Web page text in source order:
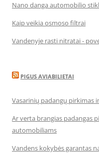
Nano danga automobilio
Kaip veikia osmoso filtrai
Vandenyje rasti nitratai -
PIGUS AVIABILIETAI
Vasarinių padangų pirkimas
Ar verta brangias padangas
automobiliams
Vandens kokybės garantas